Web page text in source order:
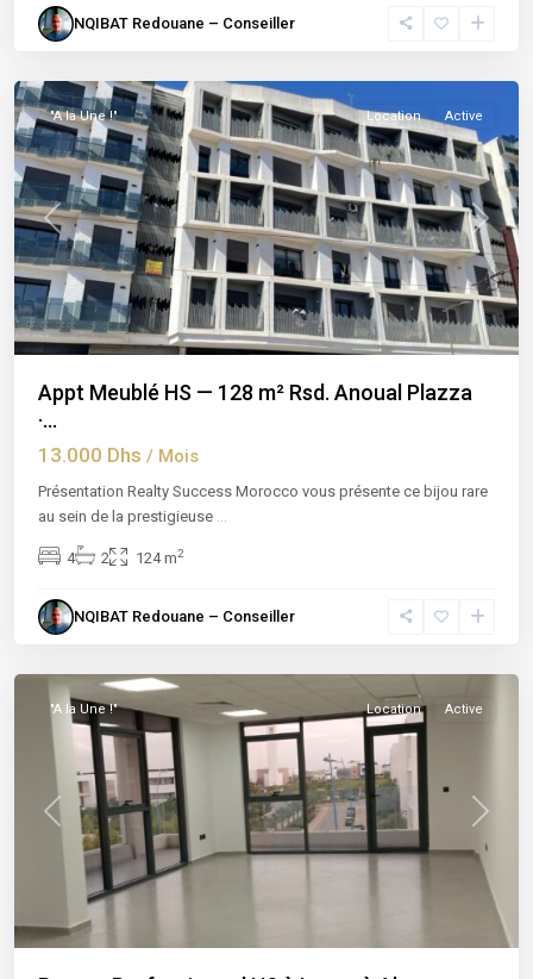
NQIBAT Redouane – Conseiller
Anoual,
Previous Next
"A la Une !" Location Active
Appt Meublé HS — 128 m² Rsd. Anoual Plazza
·...
13.000 Dhs / Mois
Présentation Realty Success Morocco vous présente ce bijou rare
au sein de la prestigieuse ...
4 2 124 m2
NQIBAT Redouane – Conseiller
Previous Next
"A la Une !" Location Active